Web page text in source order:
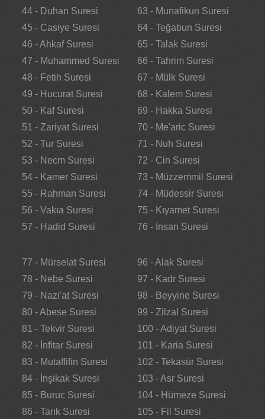
44 - Duhan Suresi
45 - Casiye Suresi
46 - Ahkaf Suresi
47 - Muhammed Suresi
48 - Fetih Suresi
49 - Hucurat Suresi
50 - Kaf Suresi
51 - Zariyat Suresi
52 - Tur Suresi
53 - Necm Suresi
54 - Kamer Suresi
55 - Rahman Suresi
56 - Vakıa Suresi
57 - Hadid Suresi
63 - Munafikun Suresi
64 - Teğabun Suresi
65 - Talak Suresi
66 - Tahrim Suresi
67 - Mülk Suresi
68 - Kalem Suresi
69 - Hakka Suresi
70 - Me'aric Suresi
71 - Nuh Suresi
72 - Cin Suresi
73 - Müzzemmil Suresi
74 - Müdessir Suresi
75 - Kıyamet Suresi
76 - İnsan Suresi
77 - Mürselat Suresi
78 - Nebe Suresi
79 - Nazi'at Suresi
80 - Abese Suresi
81 - Tekvir Suresi
82 - İnfitar Suresi
83 - Mutaffifin Suresi
84 - İnşikak Suresi
85 - Buruc Suresi
86 - Tarık Suresi
96 - Alak Suresi
97 - Kadr Suresi
98 - Beyyine Suresi
99 - Zilzal Suresi
100 - Adiyat Suresi
101 - Karia Suresi
102 - Tekasür Suresi
103 - Asr Suresi
104 - Hümeze Suresi
105 - Fil Suresi